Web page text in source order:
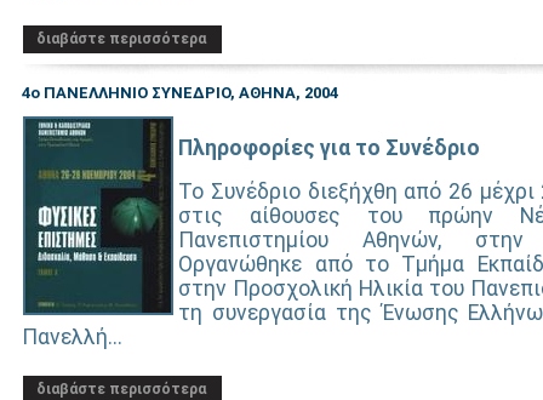
διαβάστε περισσότερα
4ο ΠΑΝΕΛΛΗΝΙΟ ΣΥΝΕΔΡΙΟ, ΑΘΗΝΑ, 2004
Πληροφορίες για το Συνέδριο
Το Συνέδριο διεξήχθη από 26
στις αίθουσες του πρώην
Πανεπιστημίου Αθηνών,
Οργανώθηκε από το Τμήμα
στην Προσχολική Ηλικία του
τη συνεργασία της Ένωσης
Πανελλή...
διαβάστε περισσότερα